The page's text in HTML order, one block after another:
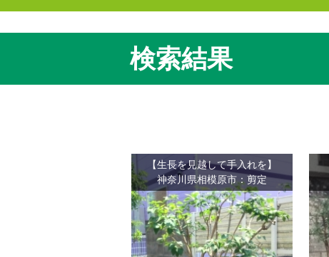
検索結果
【生長を見越して手入れを】
神奈川県相模原市：剪定